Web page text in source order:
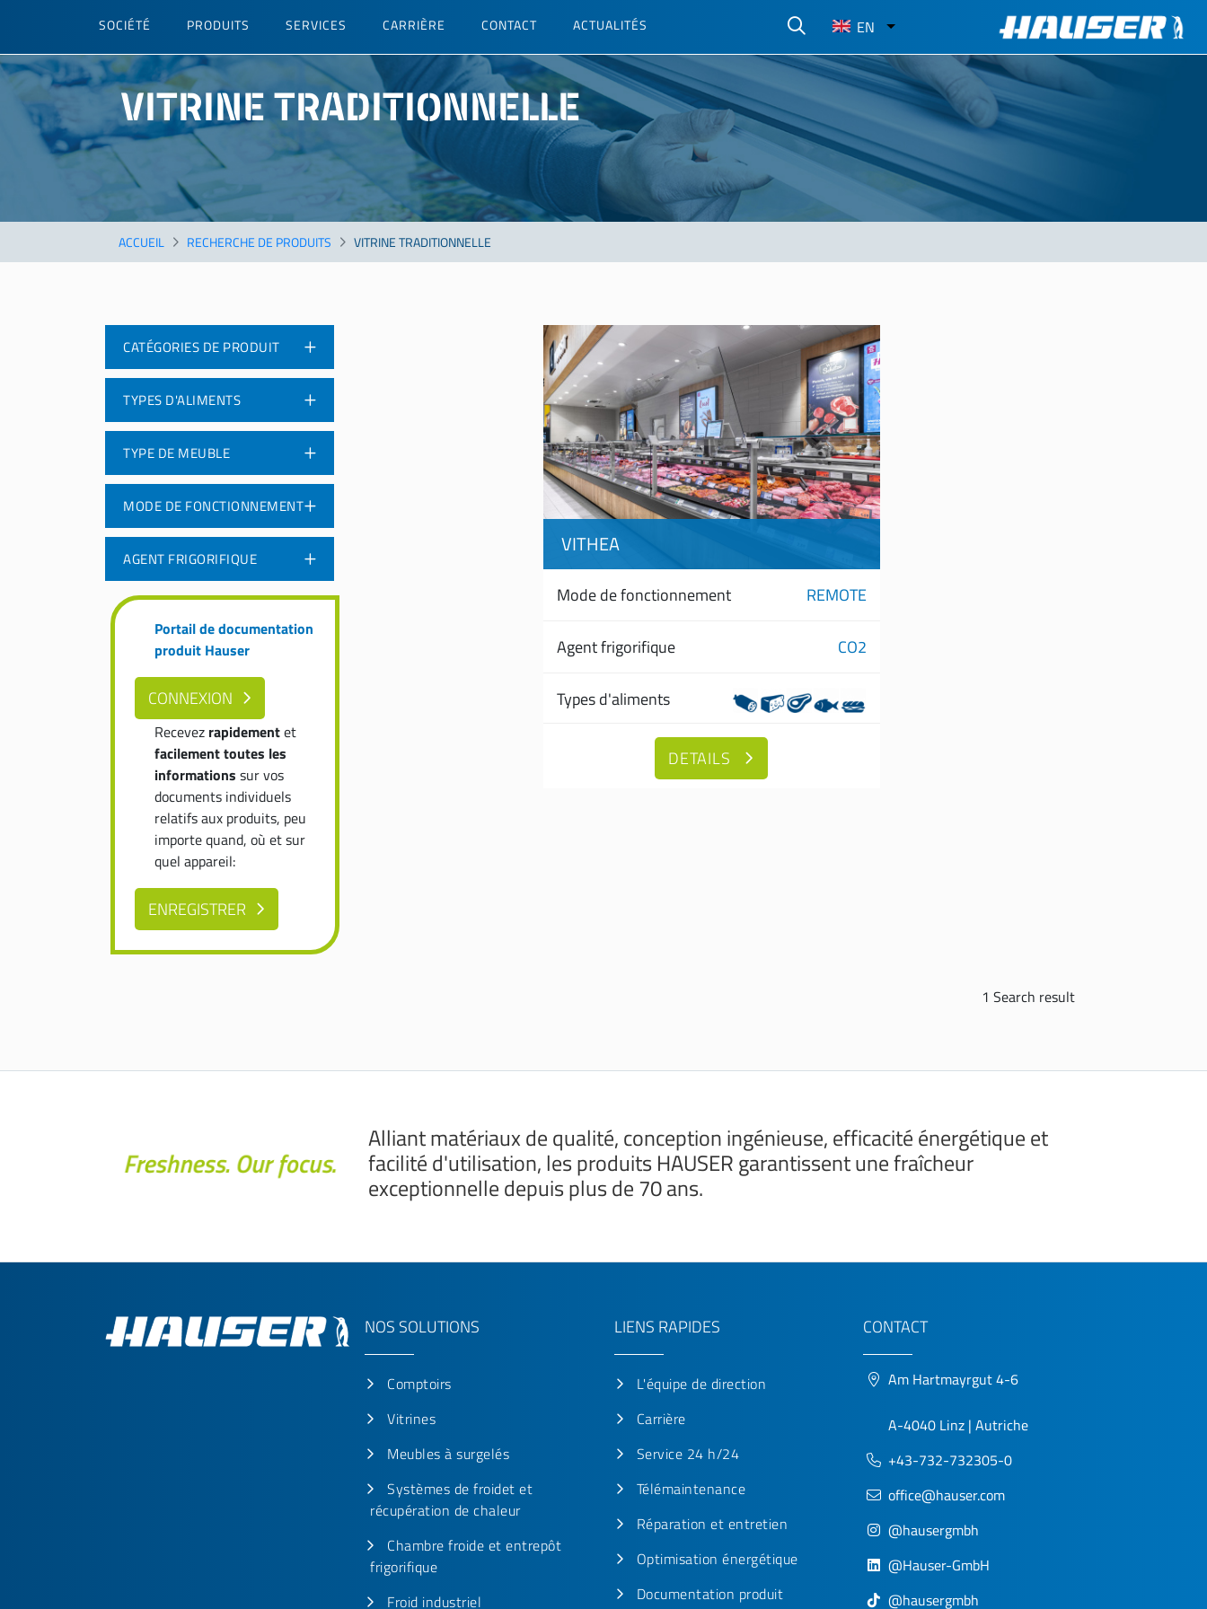
main
content
SOCIÉTÉ PRODUITS SERVICES CARRIÈRE CONTACT ACTUALITÉS
Select
your
language
EN
VITRINE TRADITIONNELLE
ACCUEIL RECHERCHE DE PRODUITS VITRINE TRADITIONNELLE
CATÉGORIES DE PRODUIT
TYPES D'ALIMENTS
TYPE DE MEUBLE
MODE DE FONCTIONNEMENT
AGENT FRIGORIFIQUE
Portail de documentation
produit Hauser
CONNEXION
Recevez rapidementet
facilementtoutes les
informations sur vos
documents individuels
relatifs aux produits, peu
importe quand, où et sur
quel appareil:
ENREGISTRER
VITHEA
Mode de fonctionnement REMOTE
Agent frigorifique CO2
Types d'aliments
DETAILS
1 Search result
Alliant matériaux de qualité, conception ingénieuse, efficacité énergétique et
facilité d'utilisation, les produits HAUSER garantissent une fraîcheur
exceptionnelle depuis plus de 70 ans.
NOS SOLUTIONS
Comptoirs
Vitrines
Meubles à surgelés
Systèmes de froidet et
récupération de chaleur
Chambre froide et entrepôt
frigorifique
Froid industriel
LIENS RAPIDES
L'équipe de direction
Carrière
Service 24 h/24
Télémaintenance
Réparation et entretien
Optimisation énergétique
Documentation produit
CONTACT
Am Hartmayrgut 4-6
A-4040 Linz | Autriche
+43-732-732305-0
office@hauser.com
@hausergmbh
@Hauser-GmbH
@hausergmbh